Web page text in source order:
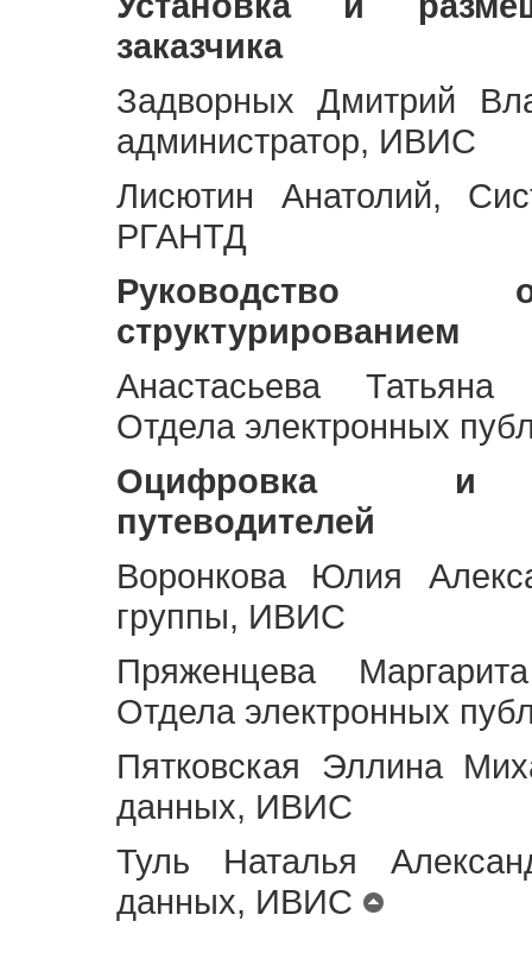
заказчика
Задворных Дмитрий
администратор, ИВИС
Лисютин Анатолий,
РГАНТД
Руководство
структурированием
Анастасьева Татьяна
Отдела электронных
Оцифровка и
путеводителей
Воронкова Юлия
группы, ИВИС
Пряженцева
Отдела электронных
Пятковская Эллина
данных, ИВИС
Туль Наталья
данных, ИВИС